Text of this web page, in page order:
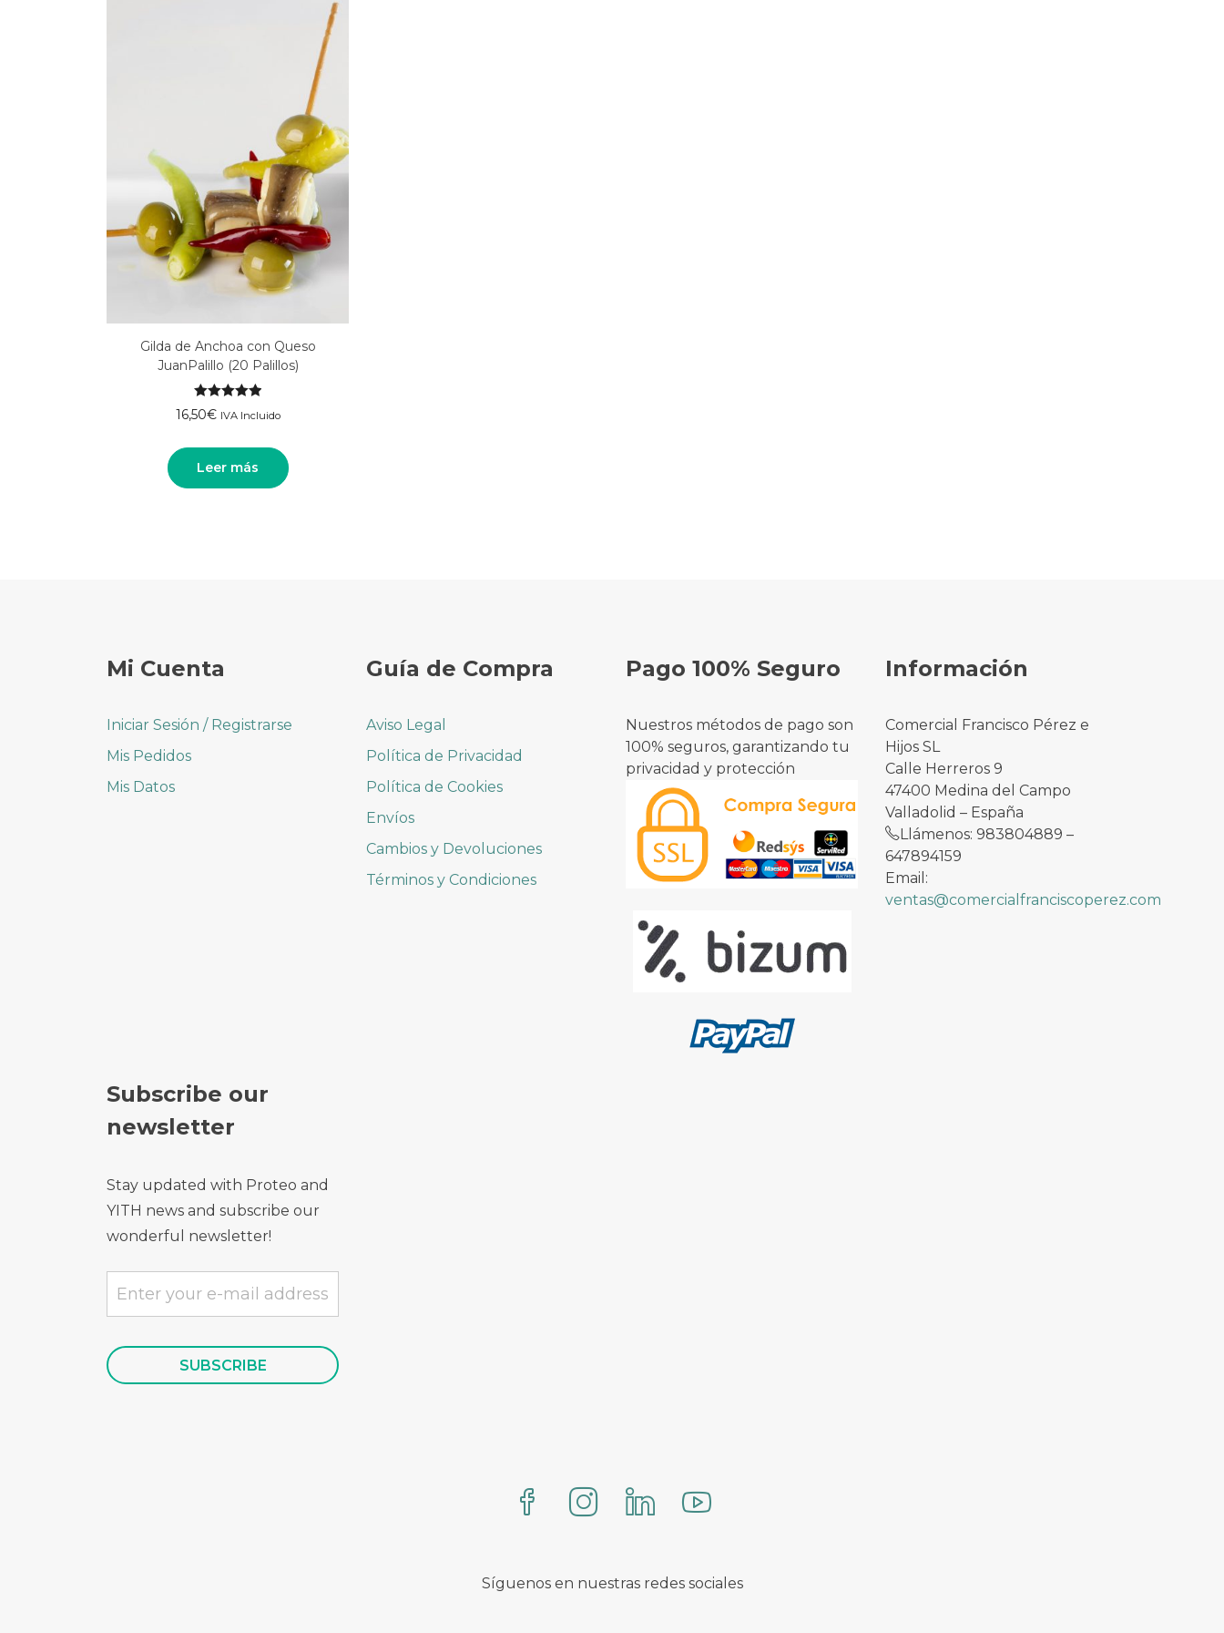
Gilda de Anchoa con Queso
JuanPalillo (20 Palillos)
Valorado
5
16,50€ IVA Incluido
Leer más
Mi Cuenta
Iniciar Sesión / Registrarse
Mis Pedidos
Mis Datos
Guía de Compra
Aviso Legal
Política de Privacidad
Política de Cookies
Envíos
Cambios y Devoluciones
Términos y Condiciones
Pago 100% Seguro
Nuestros métodos de pago son
100% seguros, garantizando tu
privacidad y protección
Información
Comercial Francisco Pérez e
Hijos SL
Calle Herreros 9
47400 Medina del Campo
Valladolid – España
Llámenos: 983804889 –
647894159
Email:
ventas@comercialfranciscoperez.com
Subscribe our
newsletter
Stay updated with Proteo and
YITH news and subscribe our
wonderful newsletter!
Síguenos en nuestras redes sociales